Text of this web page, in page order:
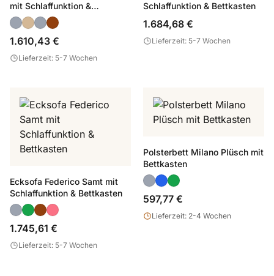
mit Schlaffunktion &
Bettkasten
1.610,43 €
Lieferzeit: 5-7 Wochen
Schlaffunktion & Bettkasten
1.684,68 €
Lieferzeit: 5-7 Wochen
Ecksofa Federico Samt mit
Schlaffunktion & Bettkasten
1.745,61 €
Lieferzeit: 5-7 Wochen
Polsterbett Milano Plüsch mit
Bettkasten
597,77 €
Lieferzeit: 2-4 Wochen